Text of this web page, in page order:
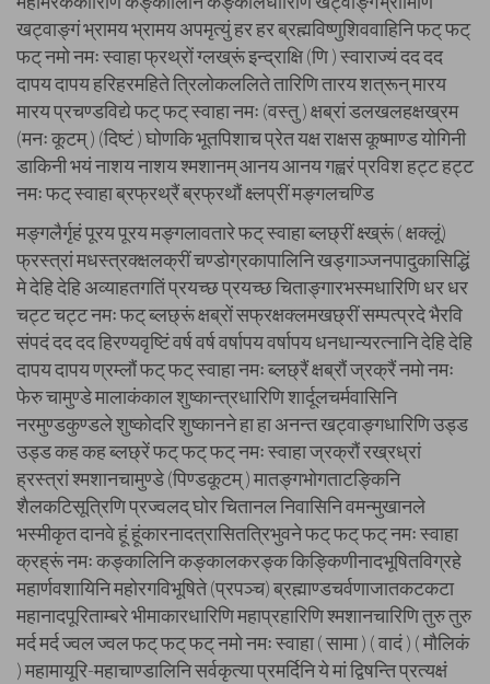
मङ्गलैर्गृहं पूरय पूरय मङ्गलावतारे फट् स्वाहा ब्लछ्रीं क्ष्ख्रूं ( क्षक्लूं)
फ्रस्त्रां मधस्त्रक्क्षलक्रीं चण्डोग्रकापालिनि खड्गाञ्जनपादुकासिद्धिं
मे देहि देहि अव्याहतगतिं प्रयच्छ प्रयच्छ चिताङ्गारभस्मधारिणि धर धर
चट्ट चट्ट नमः फट् ब्लछ्रूं क्षब्रों सफ्रक्षक्लमखछ्रीं सम्पत्प्रदे भैरवि
संपदं दद दद हिरण्यवृष्टिं वर्ष वर्ष वर्षापय वर्षापय धनधान्यरत्नानि देहि देहि
दापय दापय ण्रम्लौं फट् फट् स्वाहा नमः ब्लछ्रैं क्षब्रौं ज्रक्रैं नमो नमः
फेरु चामुण्डे मालाकंकाल शुष्कान्त्रधारिणि शार्दूलचर्मवासिनि
नरमुण्डकुण्डले शुष्कोदरि शुष्कानने हा हा अनन्त खट्वाङ्गधारिणि उड्ड
उड्ड कह कह ब्लछ्रें फट् फट् फट् नमः स्वाहा ज्रक्रौं रख्रध्रां
ह्रस्त्रां श्मशानचामुण्डे (पिण्डकूटम् ) मातङ्गभोगताटङ्किनि
शैलकटिसूत्रिणि प्रज्वलद् घोर चितानल निवासिनि वमन्मुखानले
भस्मीकृत दानवे हूं हूंकारनादत्रासितत्रिभुवने फट् फट् फट् नमः स्वाहा
क्रह्रूं नमः कङ्कालिनि कङ्कालकरङ्क किङ्किणीनादभूषितविग्रहे
महार्णवशायिनि महोरगविभूषिते (प्रपञ्च) ब्रह्माण्डचर्वणाजातकटकटा
महानादपूरिताम्बरे भीमाकारधारिणि महाप्रहारिणि श्मशानचारिणि तुरु तुरु
मर्द मर्द ज्वल ज्वल फट् फट् फट् नमो नमः स्वाहा ( सामा ) ( वादं ) ( मौलिकं
) महामायूरि-महाचाण्डालिनि सर्वकृत्या प्रमर्दिनि ये मां द्विषन्ति प्रत्यक्षं